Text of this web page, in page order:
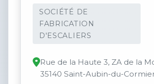
SOCIÉTÉ DE
FABRICATION
D'ESCALIERS
Rue de la Haute 3, ZA de la
35140 Saint-Aubin-du-